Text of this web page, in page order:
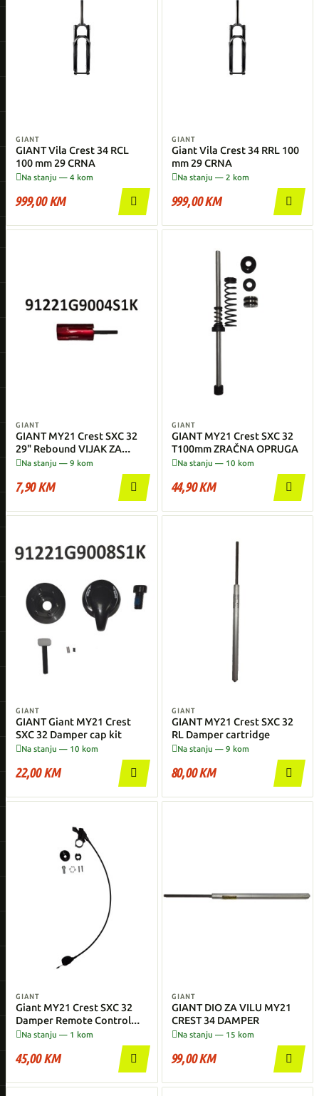
GIANT
GIANT Vila Crest 34 RCL
100 mm 29 CRNA
Na stanju — 4 kom
999,00 KM 
GIANT
Giant Vila Crest 34 RRL 100
mm 29 CRNA
Na stanju — 2 kom
999,00 KM 
GIANT
GIANT MY21 Crest SXC 32
29" Rebound VIJAK ZA
PODEŠAVANJE
Na stanju — 9 kom
7,90 KM 
GIANT
GIANT MY21 Crest SXC 32
T100mm ZRAČNA OPRUGA
Na stanju — 10 kom
44,90 KM 
GIANT
GIANT Giant MY21 Crest
SXC 32 Damper cap kit
Na stanju — 10 kom
22,00 KM 
GIANT
GIANT MY21 Crest SXC 32
RL Damper cartridge
Na stanju — 9 kom
80,00 KM 
GIANT
Giant MY21 Crest SXC 32
Damper Remote Control
set sa Ručicom
Na stanju — 1 kom
45,00 KM 
GIANT
GIANT DIO ZA VILU MY21
CREST 34 DAMPER
Na stanju — 15 kom
99,00 KM 